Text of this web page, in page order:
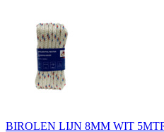
BIROLEN LIJN 8MM WIT